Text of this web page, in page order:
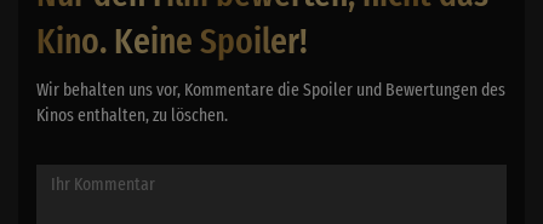
Kino. Keine Spoiler!
Wir behalten uns vor, Kommentare die Spoiler und Bewertungen des
Kinos enthalten, zu löschen.